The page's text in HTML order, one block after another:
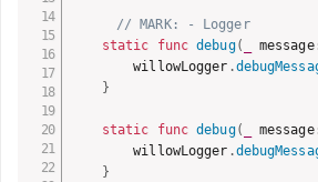
// MARK: - Logger
static
func debug( message
        willowLogger
.
}
static func debug( message
        willowLogger
.
}